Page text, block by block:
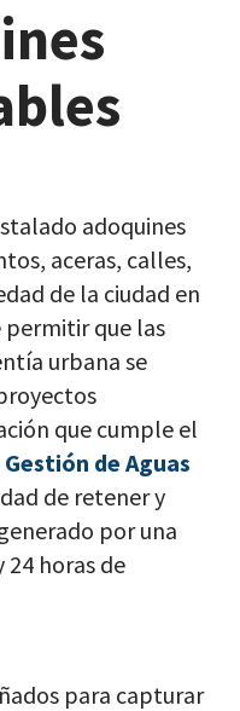
adoquines
aceras, calles,
de la ciudad en
permitir que las
urbana se
que cumple el
de Aguas
de retener y
por una
horas de
para capturar